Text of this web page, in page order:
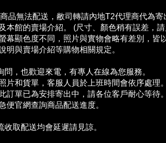
品無法配送，敝司轉請內地T2代理商代為寄
本館的賣場介紹。 (尺寸、顏色稍有誤差，
幕顯色度不同，照片與實物會略有差別，皆
明與賣場介紹等購物相關規定。
，也歡迎來電，有專人在線為您服務。
和貨單，客服人員於上班時間會依序處理。
單已為安排寄出中，請各位客戶耐心等待。
便官網查詢商品配送進度。
收取配送均會延遲請見諒。